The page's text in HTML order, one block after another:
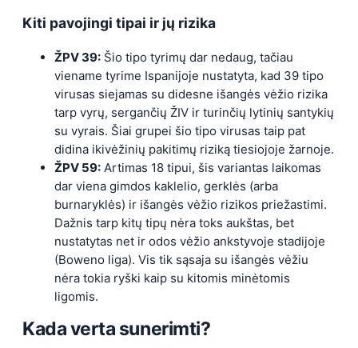
Kiti pavojingi tipai ir jų rizika
ŽPV 39: Šio tipo tyrimų dar nedaug, tačiau
viename tyrime Ispanijoje nustatyta, kad 39 tipo
virusas siejamas su didesne išangės vėžio rizika
tarp vyrų, sergančių ŽIV ir turinčių lytinių santykių
su vyrais. Šiai grupei šio tipo virusas taip pat
didina ikivėžinių pakitimų riziką tiesiojoje žarnoje.
ŽPV 59: Artimas 18 tipui, šis variantas laikomas
dar viena gimdos kaklelio, gerklės (arba
burnaryklės) ir išangės vėžio rizikos priežastimi.
Dažnis tarp kitų tipų nėra toks aukštas, bet
nustatytas net ir odos vėžio ankstyvoje stadijoje
(Boweno liga). Vis tik sąsaja su išangės vėžiu
nėra tokia ryški kaip su kitomis minėtomis
ligomis.
Kada verta sunerimti?